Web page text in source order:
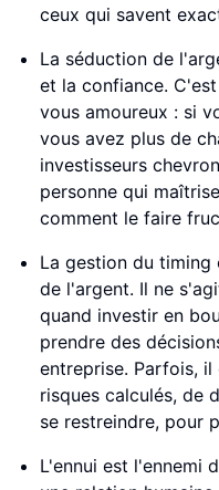
ceux qui savent
La séduction de
et la confiance.
vous amoureux : si
vous avez plus de
investisseurs
personne qui
comment le faire
La gestion du timing
de l'argent. Il ne
quand investir en
prendre des
entreprise. Parfois,
risques calculés, de
se restreindre, pour
L'ennui est l'ennemi